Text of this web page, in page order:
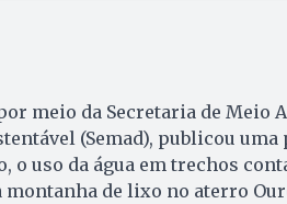
meio da Secretaria de Meio
(Semad), publicou
o uso da água em trechos
montanha de lixo no aterro